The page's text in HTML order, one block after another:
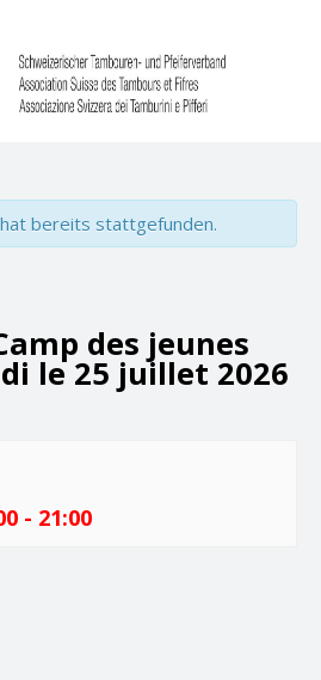
bereits stattgefunden.
des jeunes
le 25 juillet 2026
- 21:00